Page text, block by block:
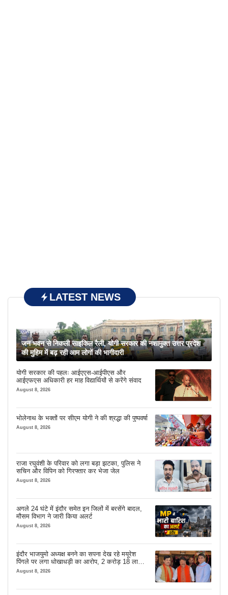
LATEST NEWS
August 8, 2026
जन भवन से निकली साइकिल रैली, योगी सरकार की नशामुक्त उत्तर प्रदेश
की मुहिम में बढ़ रही आम लोगों की भागीदारी
योगी सरकार की पहलः आईएएस-आईपीएस और
आईएफएस अधिकारी हर माह विद्यार्थियों से करेंगे संवाद
August 8, 2026
भोलेनाथ के भक्तों पर सीएम योगी ने की श्रद्धा की पुष्पवर्षा
August 8, 2026
राजा रघुवंशी के परिवार को लगा बड़ा झटका, पुलिस ने
सचिन और विपिन को गिरफ्तार कर भेजा जेल
August 8, 2026
अगले 24 घंटे में इंदौर समेत इन जिलों में बरसेंगे बादल,
मौसम विभाग ने जारी किया अलर्ट
August 8, 2026
इंदौर भाजयुमो अध्यक्ष बनने का सपना देख रहे मयूरेश
पिंगले पर लगा धोखाधड़ी का आरोप, 2 करोड़ 18 लाख
लेने के बाद भी नहीं दिया जमीन का कब्जा
August 8, 2026